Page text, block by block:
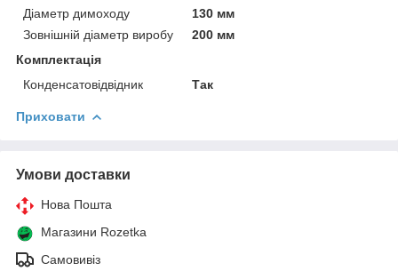
Діаметр димоходу
130 мм
Зовнішній діаметр виробу
200 мм
Комплектація
Конденсатовідвідник
Так
Приховати
Умови доставки
Нова Пошта
Магазини Rozetka
Самовивіз